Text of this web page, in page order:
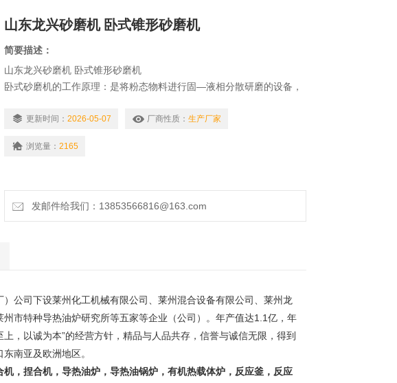
山东龙兴砂磨机 卧式锥形砂磨机
简要描述：
山东龙兴砂磨机 卧式锥形砂磨机
卧式砂磨机的工作原理：是将粉态物料进行固—液相分散研磨的设备，
研磨腔就*地得到了研磨，从而得到稳定的、细度的研磨效果。
更新时间： 2026-05-07 厂商性质： 生产厂家
浏览量： 2165
发邮件给我们：13853566816@163.com
公司下设莱州化工机械有限公司、莱州混合设备有限公司、莱州龙
市特种导热油炉研究所等五家等企业（公司）。年产值达1.1亿，年
，以诚为本”的经营方针，精品与人品共存，信誉与诚信无限，得到
南亚及欧洲地区。
，捏合机，导热油炉，导热油锅炉，有机热载体炉，反应釜，反应